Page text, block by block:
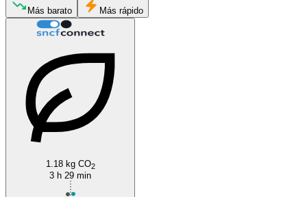
Más barato Más rápido
1.18 kg CO2
3 h 29 min